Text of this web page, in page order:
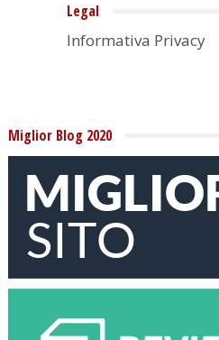
Legal
Informativa Privacy
Miglior Blog 2020